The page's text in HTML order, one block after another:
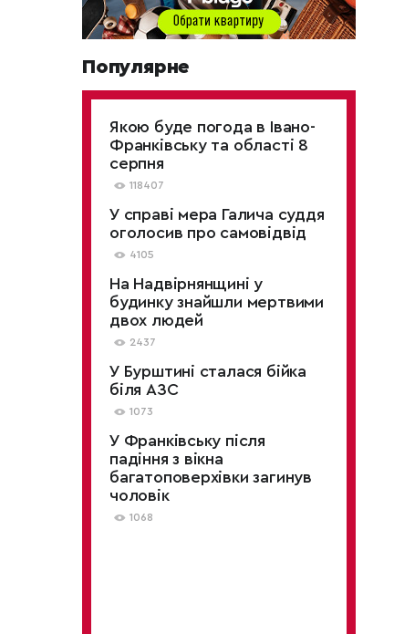
Популярне
Якою буде погода в Івано-
Франківську та області 8
серпня
118407
У справі мера Галича суддя
оголосив про самовідвід
4105
На Надвірнянщині у
будинку знайшли мертвими
двох людей
2437
У Бурштині сталася бійка
біля АЗС
1073
У Франківську після
падіння з вікна
багатоповерхівки загинув
чоловік
1068